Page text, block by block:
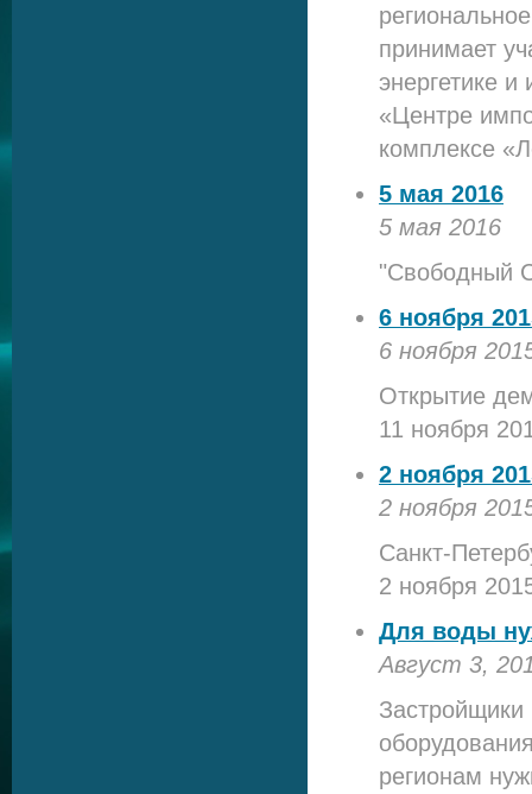
принимает
энергетике
«Центре
комплексе
5 мая 2016
5 мая 2016
"Свободный
6 ноября
6 ноября
Открытие
11 ноября
2 ноября
2 ноября
Санкт-
2 ноября
Для воды
Август 3,
Застройщики
регионам